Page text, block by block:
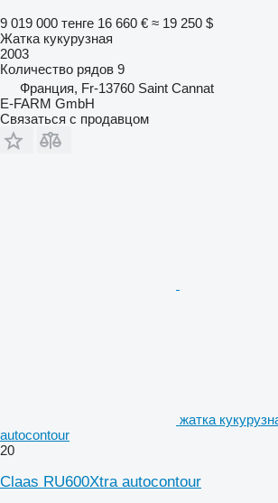
9 019 000 тенге 16 660 € ≈ 19 250 $
Жатка кукурузная
2003
Количество рядов 9
Франция, Fr-13760 Saint Cannat
E-FARM GmbH
Связаться с продавцом
жатка
autocontour
20
Claas RU600Xtra autocontour